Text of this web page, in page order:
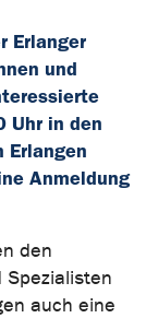
Erlanger
und
Uhr in den
Erlangen
Anmeldung
den
Spezialisten
auch eine